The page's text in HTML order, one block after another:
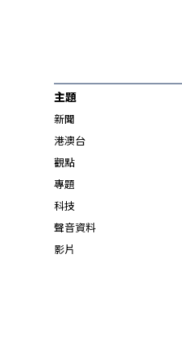
主題
新聞
港澳台
觀點
專題
科技
聲音資料
影片